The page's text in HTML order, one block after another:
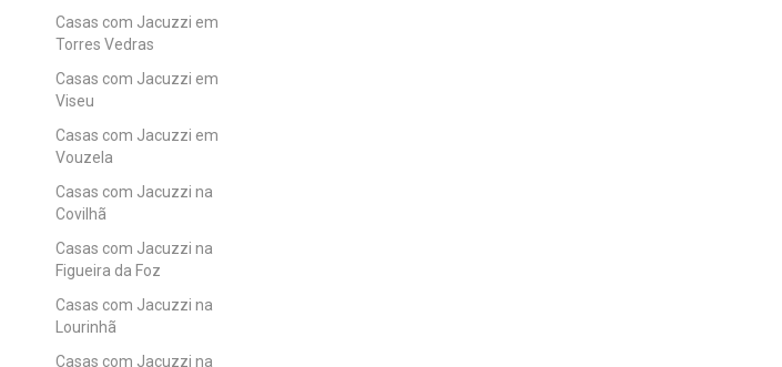
Casas com Jacuzzi em
Torres Vedras
Casas com Jacuzzi em
Viseu
Casas com Jacuzzi em
Vouzela
Casas com Jacuzzi na
Covilhã
Casas com Jacuzzi na
Figueira da Foz
Casas com Jacuzzi na
Lourinhã
Casas com Jacuzzi na